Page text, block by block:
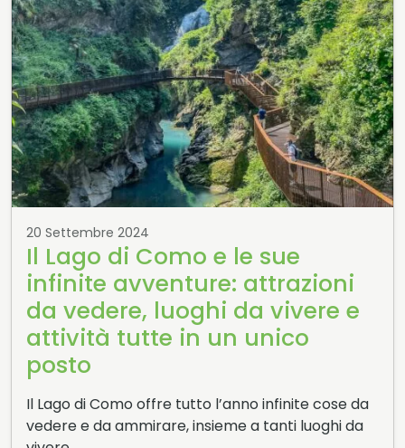
20 Settembre 2024
Il Lago di Como e le sue
infinite avventure: attrazioni
da vedere, luoghi da vivere e
attività tutte in un unico
posto
Il Lago di Como offre tutto l’anno infinite cose da
vedere e da ammirare, insieme a tanti luoghi da